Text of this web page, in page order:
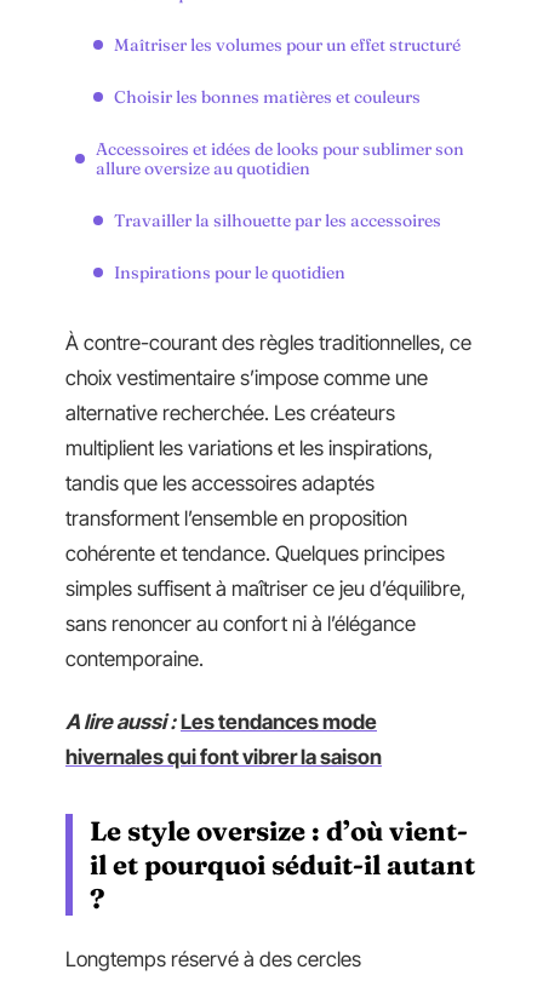
Maîtriser les volumes pour un effet structuré
Choisir les bonnes matières et couleurs
Accessoires et idées de looks pour sublimer son
allure oversize au quotidien
Travailler la silhouette par les accessoires
Inspirations pour le quotidien
À contre-courant des règles traditionnelles, ce
choix vestimentaire s’impose comme une
alternative recherchée. Les créateurs
multiplient les variations et les inspirations,
tandis que les accessoires adaptés
transforment l’ensemble en proposition
cohérente et tendance. Quelques principes
simples suffisent à maîtriser ce jeu d’équilibre,
sans renoncer au confort ni à l’élégance
contemporaine.
A lire aussi : Les tendances mode
hivernales qui font vibrer la saison
Le style oversize : d’où vient-
il et pourquoi séduit-il autant
?
Longtemps réservé à des cercles